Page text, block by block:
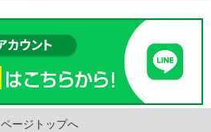
ページトップへ